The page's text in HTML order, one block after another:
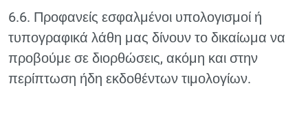
6.6. Προφανείς εσφαλμένοι υπολογισμοί ή
τυπογραφικά λάθη μας δίνουν το δικαίωμα να
προβούμε σε διορθώσεις, ακόμη και στην
περίπτωση ήδη εκδοθέντων τιμολογίων.